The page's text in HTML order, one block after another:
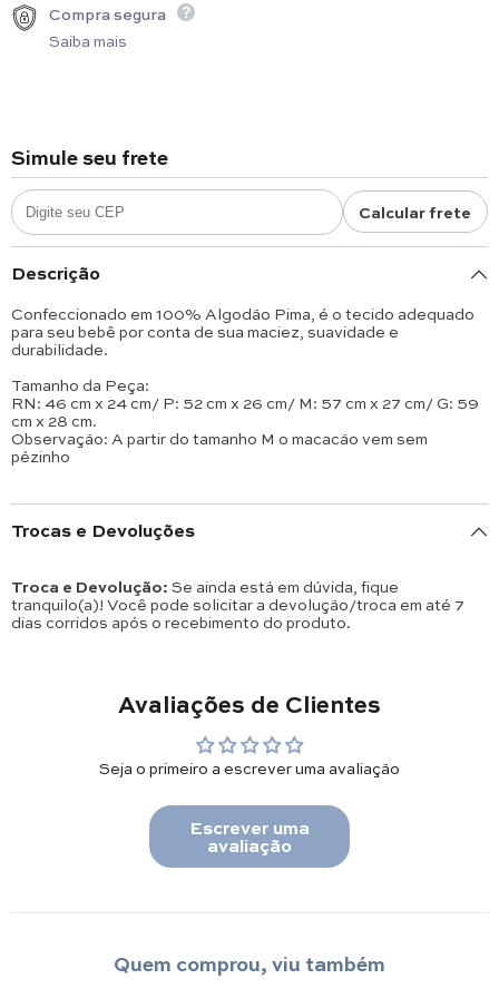
Compra segura
Saiba mais
Simule seu frete
Calcular frete
Descrição
Confeccionado em 100% Algodão Pima, é o tecido adequado
para seu bebê por conta de sua maciez, suavidade e
durabilidade.
Tamanho da Peça:
RN: 46 cm x 24 cm/ P: 52 cm x 26 cm/ M: 57 cm x 27 cm/ G: 59
cm x 28 cm.
Observação: A partir do tamanho M o macacão vem sem
pézinho
Trocas e Devoluções
Troca e Devolução: Se ainda está em dúvida, fique
tranquilo(a)! Você pode solicitar a devolução/troca em até 7
dias corridos após o recebimento do produto.
Avaliações de Clientes
Seja o primeiro a escrever uma avaliação
Escrever uma
avaliação
Quem comprou, viu também